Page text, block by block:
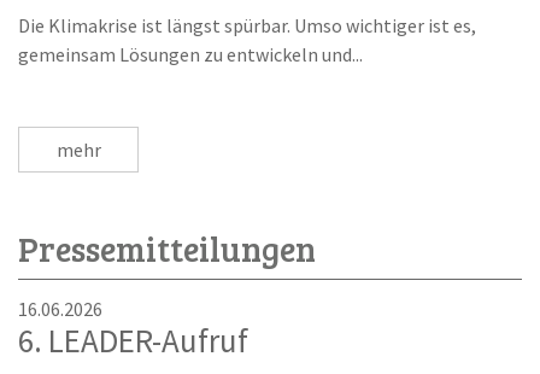
Die Klimakrise ist längst spürbar. Umso wichtiger ist es,
gemeinsam Lösungen zu entwickeln und...
mehr
Pressemitteilungen
16.06.2026
6. LEADER-Aufruf